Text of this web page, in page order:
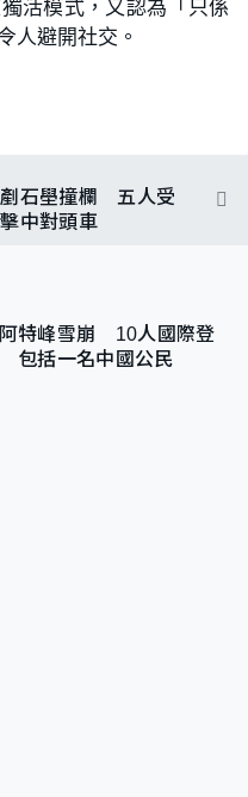
活模式，又認為「只係
人避開社交。
石壆撞欄 五人受
中對頭車
阿特峰雪崩 10人國際登
包括一名中國公民